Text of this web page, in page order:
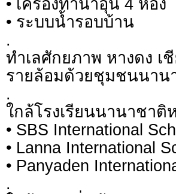
• เครื่องทำน้ำอุ่น 4 ห้อง
• ระบบน้ำรอบบ้าน
.
ทำเลศักยภาพ หางดง เ
รายล้อมด้วยชุมชนนาน
.
ใกล้โรงเรียนนานาชาติ
• SBS International
• Lanna International
• Panyaden
.